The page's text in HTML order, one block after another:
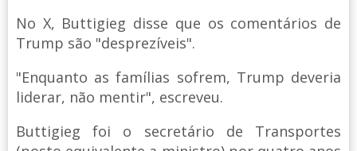
No X, Buttigieg disse que os comentários de
Trump são "desprezíveis".
"Enquanto as famílias sofrem, Trump deveria
liderar, não mentir", escreveu.
Buttigieg foi o secretário de Transportes